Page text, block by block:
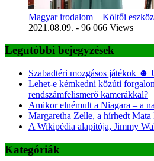
Magyar irodalom – Költői
2021.08.09. - 96 066 Views
Legutóbbi bejegyzések
Szabadtéri mozgásos játékok ☻
Lehet-e kémkedni közúti
rendszámfelismerő kamerákkal?
Amikor elnémult a Niagara – a
Margaretha Zelle, a hírhedt Mata
A Wikipédia alapítója, Jimmy
Kategóriák